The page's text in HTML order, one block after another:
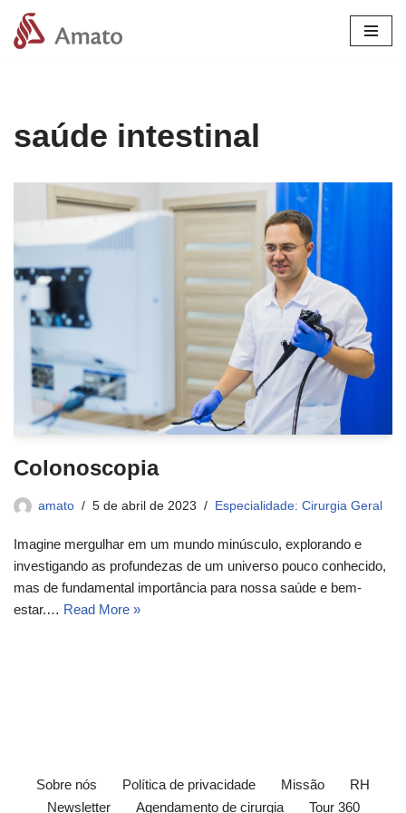
Pular
saúde intestinal
Colonoscopia
amato 5 de abril de 2023 Especialidade: Cirurgia Geral
Imagine mergulhar em um mundo minúsculo, explorando e
investigando as profundezas de um universo pouco conhecido,
mas de fundamental importância para nossa saúde e bem-
estar.… Read More »
Sobre nós Política de privacidade Missão
RH
Newsletter
Agendamento de cirurgia Tour 360